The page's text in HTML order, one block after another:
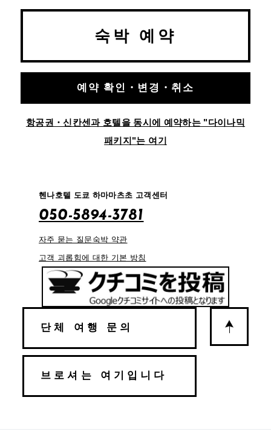
숙박 예약
예약 확인・변경・취소
항공권・신칸센과 호텔을 동시에 예약하는 "다이나믹
패키지"는 여기
헨나호텔 도쿄 하마마츠초 고객센터
050-5894-3781
자주 묻는 질문 숙박 약관
고객 괴롭힘에 대한 기본 방침
단체 여행 문의
브로셔는 여기입니다